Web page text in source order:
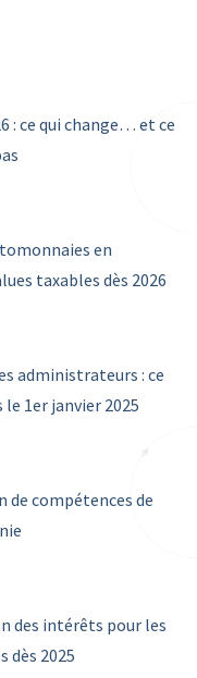
: ce qui change… et ce
en
taxables dès 2026
administrateurs : ce
le 1er janvier 2025
de compétences de
des intérêts pour les
2025